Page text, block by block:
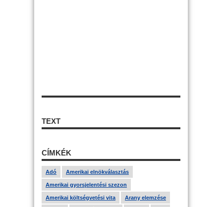
TEXT
CÍMKÉK
Adó Amerikai elnökválasztás
Amerikai gyorsjelentési szezon
Amerikai költségvetési vita Arany elemzése